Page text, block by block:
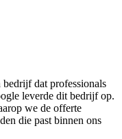
dat professionals
leverde dit bedrijf op.
we de offerte
die past binnen ons